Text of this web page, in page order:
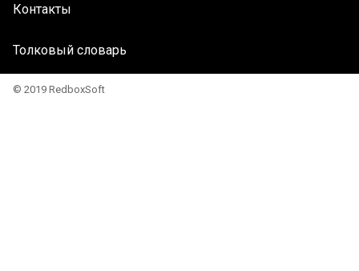
Контакты
Толковый словарь
© 2019 RedboxSoft